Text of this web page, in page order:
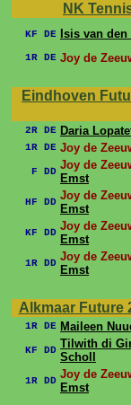
NK
KF DE Isis van den
1R DE Joy de
Eindhoven
2R DE Daria
1R DE Joy de
F DD Joy de
Emst
HF DD Joy de
Emst
KF DD Joy de
Emst
1R DD Joy de
Emst
Alkmaar Future
1R DE Maileen
KF DD Tilwith di
Scholl
1R DD Joy de
Emst